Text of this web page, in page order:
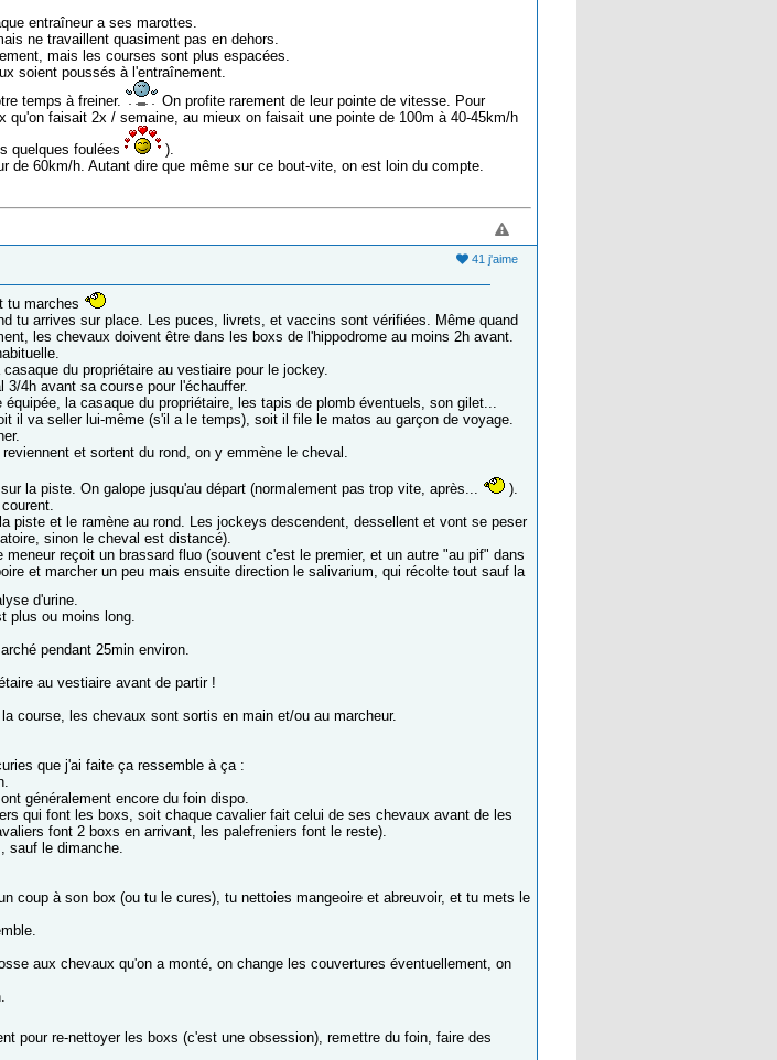
entraîneur a ses marottes.
ne travaillent quasiment pas en dehors.
mais les courses sont plus espacées.
soient poussés à l'entraînement.
temps à freiner.
On profite rarement de leur pointe de vitesse. Pour
qu'on faisait 2x / semaine, au mieux on faisait une pointe de 100m à 40-45km/h
quelques foulées
).
de 60km/h. Autant dire que même sur ce bout-vite, on est loin du compte.
41 j'aime
tu marches
tu arrives sur place. Les puces, livrets, et vaccins sont vérifiées. Même quand
les chevaux doivent être dans les boxs de l'hippodrome au moins 2h avant.
du propriétaire au vestiaire pour le jockey.
4h avant sa course pour l'échauffer.
la casaque du propriétaire, les tapis de plomb éventuels, son gilet...
il va seller lui-même (s'il a le temps), soit il file le matos au garçon de voyage.
et sortent du rond, on y emmène le cheval.
la piste. On galope jusqu'au départ (normalement pas trop vite, après...
).
piste et le ramène au rond. Les jockeys descendent, dessellent et vont se peser
sinon le cheval est distancé).
reçoit un brassard fluo (souvent c'est le premier, et un autre "au pif" dans
et marcher un peu mais ensuite direction le salivarium, qui récolte tout sauf la
d'urine.
plus ou moins long.
pendant 25min environ.
au vestiaire avant de partir !
course, les chevaux sont sortis en main et/ou au marcheur.
que j'ai faite ça ressemble à ça :
généralement encore du foin dispo.
qui font les boxs, soit chaque cavalier fait celui de ses chevaux avant de les
font 2 boxs en arrivant, les palefreniers font le reste).
sauf le dimanche.
coup à son box (ou tu le cures), tu nettoies mangeoire et abreuvoir, et tu mets le
aux chevaux qu'on a monté, on change les couvertures éventuellement, on
pour re-nettoyer les boxs (c'est une obsession), remettre du foin, faire des